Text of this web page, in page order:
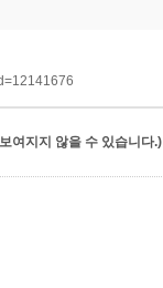
여지지 않을 수 있습니다.)